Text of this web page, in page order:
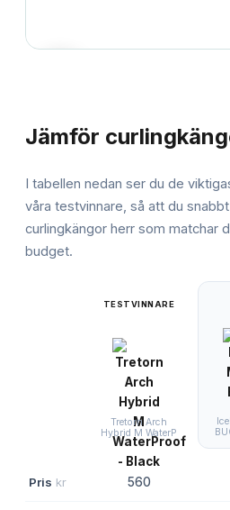
Jämför
I tabellen nedan ser du de
våra testvinnare, så att du
curlingkängor herr som matchar
budget.
TESTVINNARE
Tretorn Arch
Hybrid M WaterP
Pris kr 560